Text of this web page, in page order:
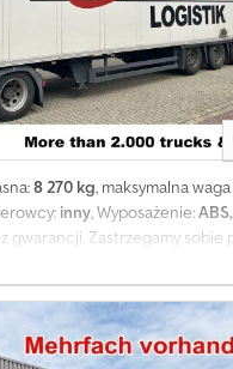
8 270 kg, maksymalna
inny, Wyposażenie:
gwarancji. Zastrzegamy sobie